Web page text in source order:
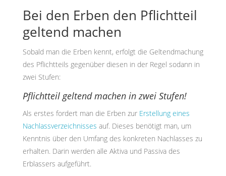
Bei den Erben den Pflichtteil
geltend machen
Sobald man die Erben kennt, erfolgt die Geltendmachung
des Pflichtteils gegenüber diesen in der Regel sodann in
zwei Stufen:
Pflichtteil geltend machen in zwei Stufen!
Als erstes fordert man die Erben zur Erstellung eines
Nachlassverzeichnisses auf. Dieses benötigt man, um
Kenntnis über den Umfang des konkreten Nachlasses zu
erhalten. Darin werden alle Aktiva und Passiva des
Erblassers aufgeführt.